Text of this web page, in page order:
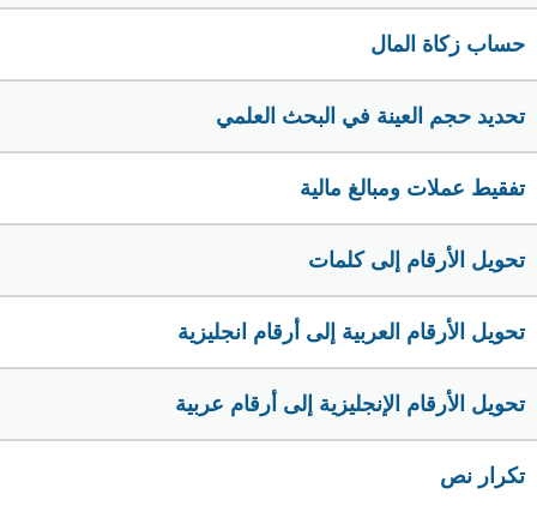
حساب زكاة المال
تحديد حجم العينة في البحث العلمي
تفقيط عملات ومبالغ مالية
تحويل الأرقام إلى كلمات
تحويل الأرقام العربية إلى أرقام انجليزية
تحويل الأرقام الإنجليزية إلى أرقام عربية
تكرار نص